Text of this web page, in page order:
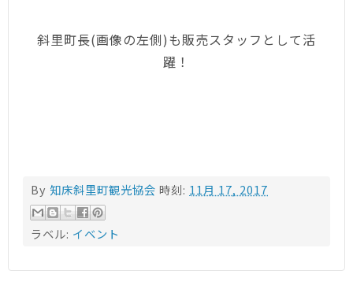
斜里町長(画像の左側)も販売スタッフとして活
躍！
By 知床斜里町観光協会 時刻: 11月 17, 2017
ラベル: イベント